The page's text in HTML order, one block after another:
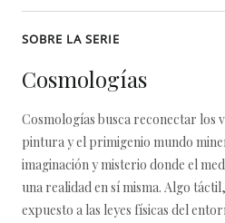
SOBRE LA SERIE
Cosmologías
Cosmologías busca reconectar los
pintura y el primigenio mundo
imaginación y misterio donde el
una realidad en sí misma. Algo
expuesto a las leyes físicas del